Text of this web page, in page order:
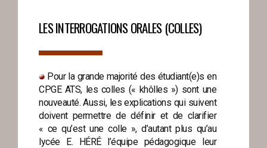
LES INTERROGATIONS ORALES (COLLES)
▬▬▬▬
Pour la grande majorité des étudiant(e)s en
CPGE ATS, les colles (« khôlles ») sont une
nouveauté. Aussi, les explications qui suivent
doivent permettre de définir et de clarifier
« ce qu’est une colle », d’autant plus qu’au
lycée E. HÉRÉ l’équipe pédagogique leur